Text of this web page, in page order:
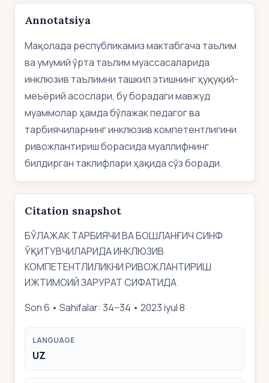
Annotatsiya
Мақолада республикамиз мактабгача таълим
ва умумий ўрта таълим муассасаларида
инклюзив таълимни ташкил этишнинг ҳуқуқий-
меъёрий асослари, бу борадаги мавжуд
муаммолар ҳамда бўлажак педагог ва
тарбиячиларнинг инклюзив компетентлигини
ривожлантириш борасида муаллифнинг
билдирган таклифлари ҳақида сўз боради.
Citation snapshot
БЎЛАЖАК ТАРБИЯЧИ ВА БОШЛАНҒИЧ СИНФ
ЎҚИТУВЧИЛАРИДА ИНКЛЮЗИВ
КОМПЕТЕНТЛИЛИКНИ РИВОЖЛАНТИРИШ
ИЖТИМОИЙ ЗАРУРАТ СИФАТИДА
Son 6 • Sahifalar: 34–34 • 2023 iyul 8
LANGUAGE
UZ